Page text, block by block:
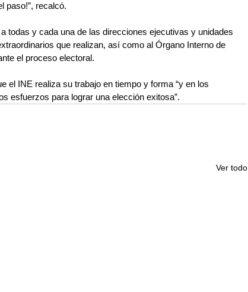
paso!”, recalcó.
todas y cada una de las direcciones ejecutivas y unidades
que realizan, así como al Órgano Interno de
el proceso electoral.
el INE realiza su trabajo en tiempo y forma “y en los
esfuerzos para lograr una elección exitosa”.
Ver todo